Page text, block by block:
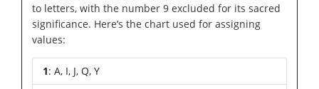
to letters, with the number 9 excluded for its sacred
significance. Here’s the chart used for assigning
values:
1: A, I, J, Q, Y